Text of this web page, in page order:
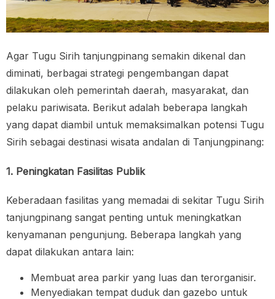
Agar Tugu Sirih tanjungpinang semakin dikenal dan
diminati, berbagai strategi pengembangan dapat
dilakukan oleh pemerintah daerah, masyarakat, dan
pelaku pariwisata. Berikut adalah beberapa langkah
yang dapat diambil untuk memaksimalkan potensi Tugu
Sirih sebagai destinasi wisata andalan di Tanjungpinang:
1. Peningkatan Fasilitas Publik
Keberadaan fasilitas yang memadai di sekitar Tugu Sirih
tanjungpinang sangat penting untuk meningkatkan
kenyamanan pengunjung. Beberapa langkah yang
dapat dilakukan antara lain:
Membuat area parkir yang luas dan terorganisir.
Menyediakan tempat duduk dan gazebo untuk